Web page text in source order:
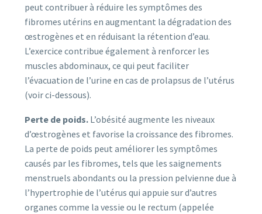
peut contribuer à réduire les symptômes des
fibromes utérins en augmentant la dégradation des
œstrogènes et en réduisant la rétention d’eau.
L’exercice contribue également à renforcer les
muscles abdominaux, ce qui peut faciliter
l’évacuation de l’urine en cas de prolapsus de l’utérus
(voir ci-dessous).
Perte de poids. L’obésité augmente les niveaux
d’œstrogènes et favorise la croissance des fibromes.
La perte de poids peut améliorer les symptômes
causés par les fibromes, tels que les saignements
menstruels abondants ou la pression pelvienne due à
l’hypertrophie de l’utérus qui appuie sur d’autres
organes comme la vessie ou le rectum (appelée